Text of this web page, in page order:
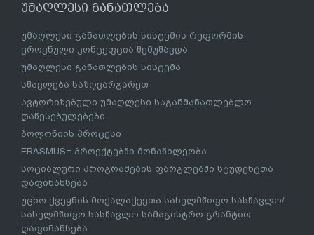
უმაღლესი განათლება
უმაღლესი განათლების სისტემის რეფორმის
ეროვნული კონცეფცია შემუშავდა
უმაღლესი განათლების სისტემა
სწავლება საზღვარგარეთ
ავტორიზებული უმაღლესი საგანმანათლებლო
დაწესებულებები
ბოლონიის პროცესი
ERASMUS+ პროექტებში მონაწილეობა
სოციალური პროგრამების ფარგლებში სტუდენტთა
დაფინანსება
უცხო ქვეყნის მოქალაქეეთა სახელმწიფო სასწავლო/
სახელმწიფო სასწავლო სამაგისტრო გრანტით
დაფინანსება